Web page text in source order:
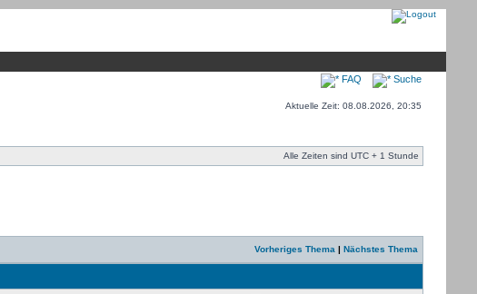
FAQ Suche
Aktuelle Zeit: 08.08.2026, 20:35
Alle Zeiten sind UTC + 1 Stunde
Vorheriges Thema | Nächstes Thema